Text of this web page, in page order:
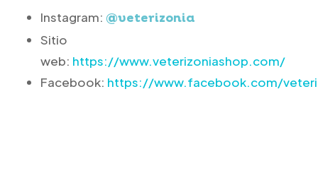
Instagram: @veterizonia
Sitio
web: https://www.veterizoniashop.com/
Facebook: https://www.facebook.com/